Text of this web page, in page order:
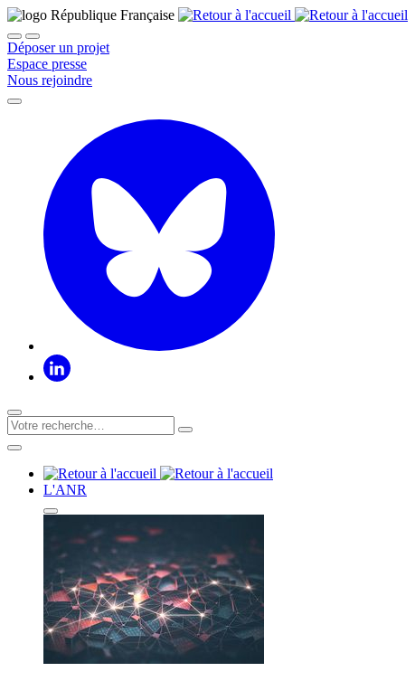
Déposer un projet
Espace presse
Nous rejoindre
L'ANR